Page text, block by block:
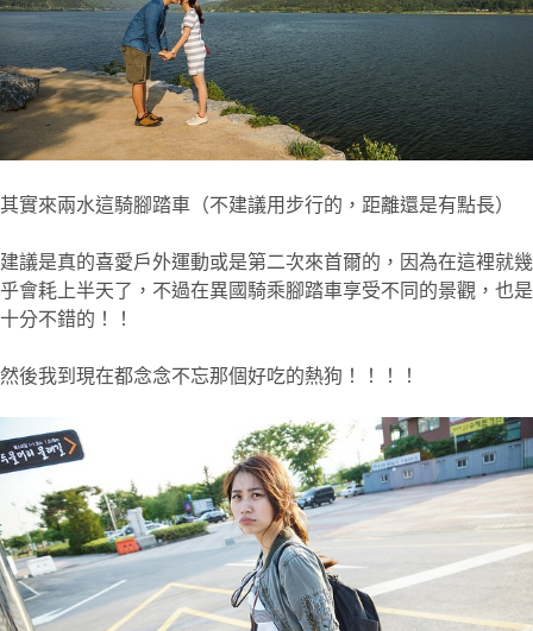
其實來兩水這騎腳踏車（不建議用步行的，距離還是有點長）
建議是真的喜愛戶外運動或是第二次來首爾的，因為在這裡就幾
乎會耗上半天了，不過在異國騎乘腳踏車享受不同的景觀，也是
十分不錯的！！
然後我到現在都念念不忘那個好吃的熱狗！！！！